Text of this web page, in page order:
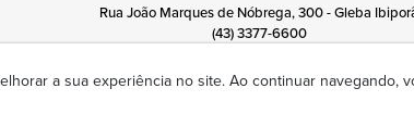
Rua João Marques de Nóbrega, 300 - Gleba
(43) 3377-6600
Segunda à sexta das 8:00 às 18:00
a sua experiência no site. Ao continuar navegando,